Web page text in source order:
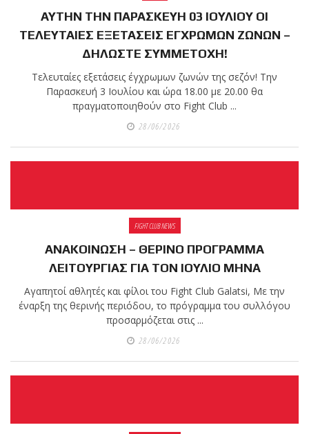
ΑΥΤΗΝ ΤΗΝ ΠΑΡΑΣΚΕΥΗ 03 ΙΟΥΛΙΟΥ ΟΙ
ΤΕΛΕΥΤΑΙΕΣ ΕΞΕΤΑΣΕΙΣ ΕΓΧΡΩΜΩΝ ΖΩΝΩΝ –
ΔΗΛΩΣΤΕ ΣΥΜΜΕΤΟΧΗ!
Τελευταίες εξετάσεις έγχρωμων ζωνών της σεζόν! Την
Παρασκευή 3 Ιουλίου και ώρα 18.00 με 20.00 θα
πραγματοποιηθούν στο Fight Club ...
28/06/2026
FIGHT CLUB NEWS
ΑΝΑΚΟΙΝΩΣΗ – ΘΕΡΙΝΟ ΠΡΟΓΡΑΜΜΑ
ΛΕΙΤΟΥΡΓΙΑΣ ΓΙΑ ΤΟΝ ΙΟΥΛΙΟ ΜΗΝΑ
Αγαπητοί αθλητές και φίλοι του Fight Club Galatsi, Με την
έναρξη της θερινής περιόδου, το πρόγραμμα του συλλόγου
προσαρμόζεται στις ...
28/06/2026